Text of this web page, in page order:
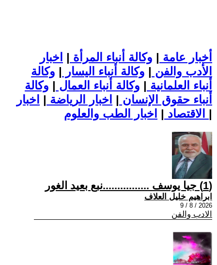
أخبار عامة | وكالة أنباء المرأة | اخبار
الأدب والفن | وكالة أنباء اليسار | وكالة
أنباء العلمانية | وكالة أنباء العمال | وكالة
أنباء حقوق الإنسان | اخبار الرياضة | اخبار
الاقتصاد | |
(1) جيا يوسف ................نبع بعيد الغور
ابراهيم خليل العلاف
2026 / 8 / 9
الادب والفن